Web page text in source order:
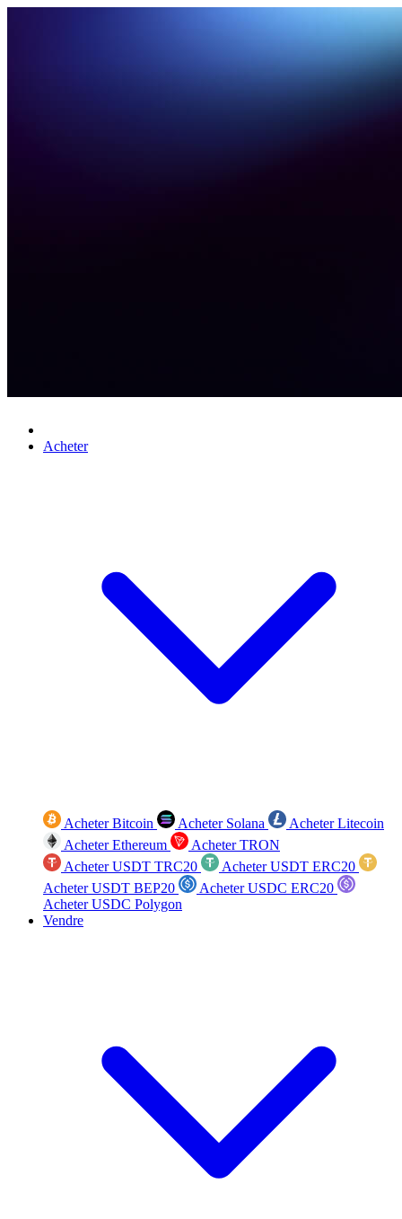
Acheter
Acheter Bitcoin Acheter Solana
Acheter Litecoin
Acheter Ethereum
Acheter TRON
Acheter USDT TRC20
Acheter USDT ERC20
Acheter USDT BEP20
Acheter USDC ERC20
Acheter USDC Polygon
Vendre